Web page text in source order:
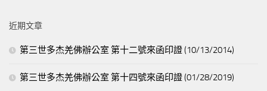
字:
近期文章
第三世多杰羌佛辦公室 第十二號來函印證 (10/13/2014)
第三世多杰羌佛辦公室 第十四號來函印證 (01/28/2019)